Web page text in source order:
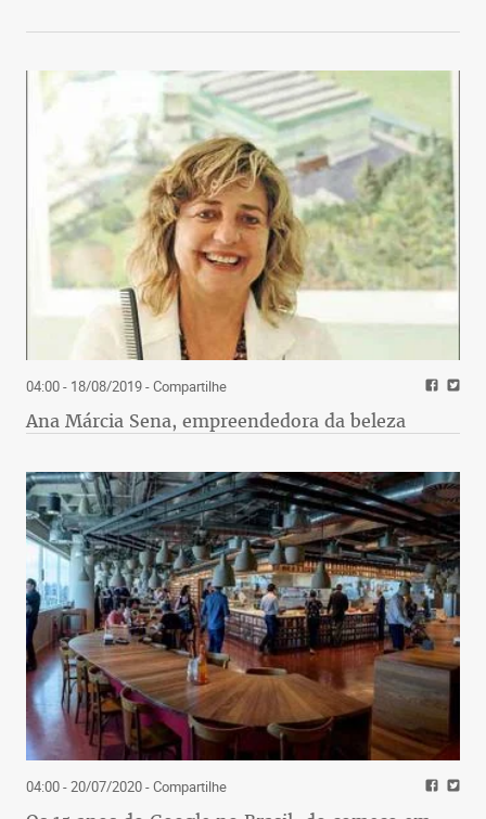
04:00 - 18/08/2019- Compartilhe
Ana Márcia Sena, empreendedora da beleza
04:00 - 20/07/2020- Compartilhe